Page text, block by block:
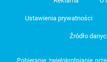
Ustawienia prywatności
Źródło
Pobieranie, zwielokrotnianie,